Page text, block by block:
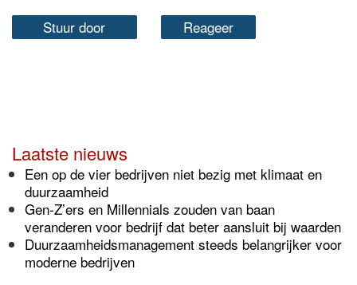
Stuur door Reageer
Laatste nieuws
Een op de vier bedrijven niet bezig met klimaat en
duurzaamheid
Gen-Z’ers en Millennials zouden van baan
veranderen voor bedrijf dat beter aansluit bij waarden
Duurzaamheidsmanagement steeds belangrijker voor
moderne bedrijven